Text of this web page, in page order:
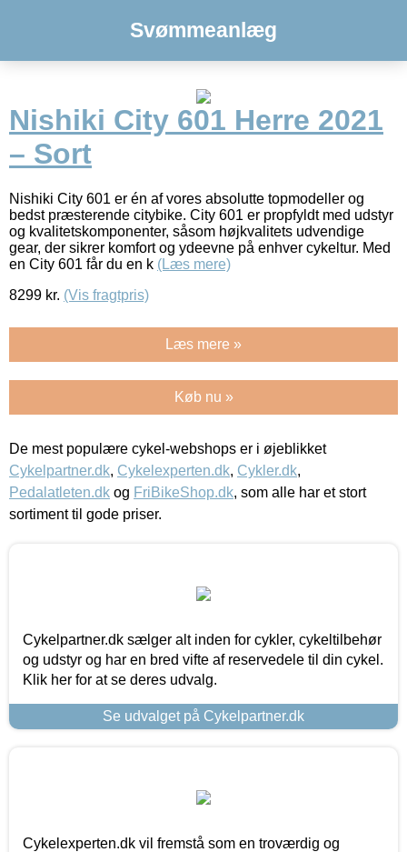
Svømmeanlæg
Nishiki City 601 Herre 2021
– Sort
Nishiki City 601 er én af vores absolutte topmodeller og
bedst præsterende citybike. City 601 er propfyldt med udstyr
og kvalitetskomponenter, såsom højkvalitets udvendige
gear, der sikrer komfort og ydeevne på enhver cykeltur. Med
en City 601 får du en k (Læs mere)
8299 kr. (Vis fragtpris)
Læs mere »
Køb nu »
De mest populære cykel-webshops er i øjeblikket
Cykelpartner.dk, Cykelexperten.dk, Cykler.dk,
Pedalatleten.dk og FriBikeShop.dk, som alle har et stort
sortiment til gode priser.
Cykelpartner.dk sælger alt inden for cykler, cykeltilbehør
og udstyr og har en bred vifte af reservedele til din cykel.
Klik her for at se deres udvalg.
Se udvalget på Cykelpartner.dk
Cykelexperten.dk vil fremstå som en troværdig og